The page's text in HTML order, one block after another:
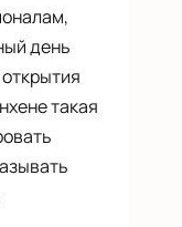
день
такая